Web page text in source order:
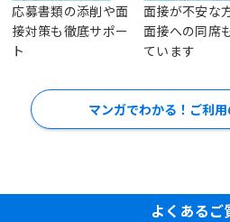
応募書類の添削や面
接対策も徹底サポー
ト
面接が不安な
面接への同席
ています
マンガでわかる！ご利
よくあるご